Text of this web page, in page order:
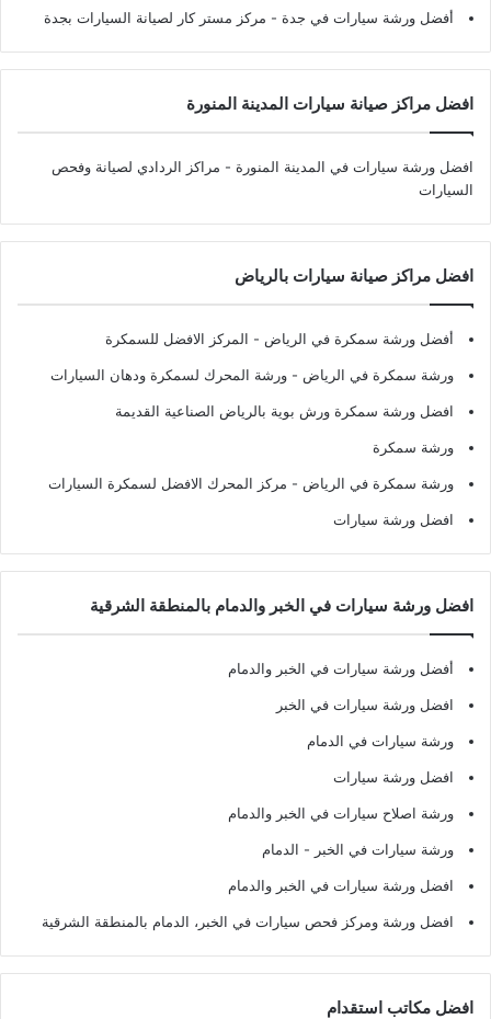
أفضل ورشة سيارات في جدة - مركز مستر كار لصيانة السيارات بجدة
افضل مراكز صيانة سيارات المدينة المنورة
افضل ورشة سيارات في المدينة المنورة - مراكز الردادي لصيانة وفحص
السيارات
افضل مراكز صيانة سيارات بالرياض
أفضل ورشة سمكرة في الرياض - المركز الافضل للسمكرة
ورشة سمكرة في الرياض - ورشة المحرك لسمكرة ودهان السيارات
افضل ورشة سمكرة ورش بوية بالرياض الصناعية القديمة
ورشة سمكرة
ورشة سمكرة في الرياض - مركز المحرك الافضل لسمكرة السيارات
افضل ورشة سيارات
افضل ورشة سيارات في الخبر والدمام بالمنطقة الشرقية
أفضل ورشة سيارات في الخبر والدمام
افضل ورشة سيارات في الخبر
ورشة سيارات في الدمام
افضل ورشة سيارات
ورشة اصلاح سيارات في الخبر والدمام
ورشة سيارات في الخبر - الدمام
افضل ورشة سيارات في الخبر والدمام
افضل ورشة ومركز فحص سيارات في الخبر، الدمام بالمنطقة الشرقية
افضل مكاتب استقدام